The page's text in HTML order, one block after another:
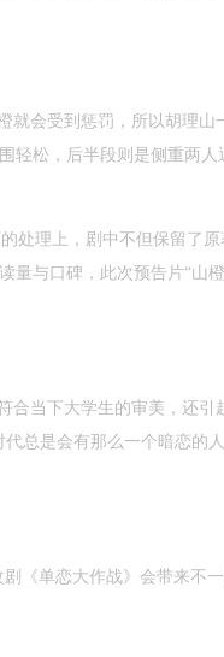
会受到惩罚，所以胡理山
轻松，后半段则是侧重两
处理上，剧中不但保留了
与口碑，此次预告片“山
合当下大学生的审美，还
总是会有那么一个暗恋的
《单恋大作战》会带来不一